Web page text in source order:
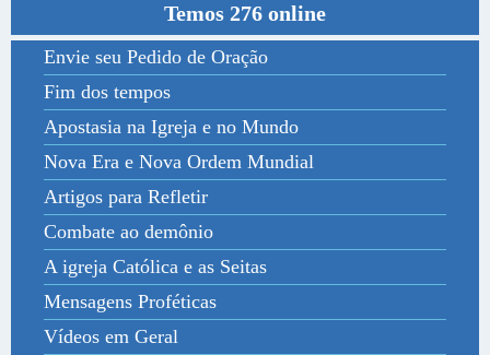
Temos 276 online
Envie seu Pedido de Oração
Fim dos tempos
Apostasia na Igreja e no Mundo
Nova Era e Nova Ordem Mundial
Artigos para Refletir
Combate ao demônio
A igreja Católica e as Seitas
Mensagens Proféticas
Vídeos em Geral